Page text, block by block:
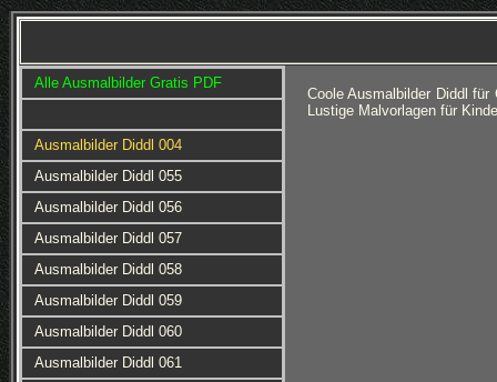
Alle Ausmalbilder Gratis PDF
Ausmalbilder Diddl 004
Ausmalbilder Diddl 055
Ausmalbilder Diddl 056
Ausmalbilder Diddl 057
Ausmalbilder Diddl 058
Ausmalbilder Diddl 059
Ausmalbilder Diddl 060
Ausmalbilder Diddl 061
Coole Ausmalbilder Diddl
Lustige Malvorlagen für